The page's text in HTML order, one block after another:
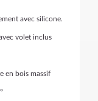
avec silicone.
volet inclus
en bois massif